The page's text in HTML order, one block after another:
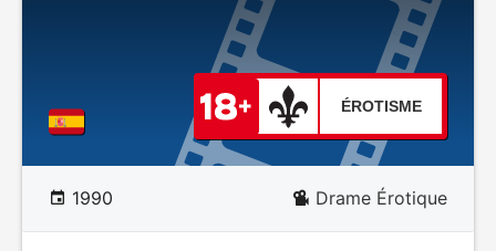
ÉROTISME
1990 Drame Érotique